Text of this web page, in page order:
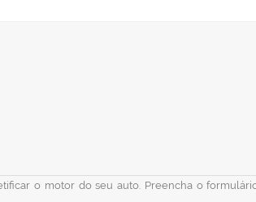
o motor do seu auto. Preencha o